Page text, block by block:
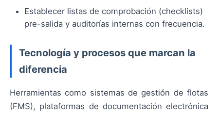
Establecer listas de comprobación (checklists)
pre-salida y auditorías internas con frecuencia.
Tecnología y procesos que marcan la
diferencia
Herramientas como sistemas de gestión de flotas
(FMS), plataformas de documentación electrónica